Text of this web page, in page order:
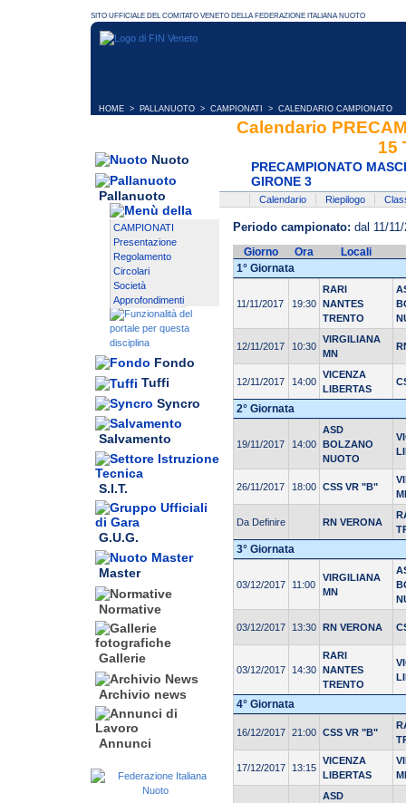
HOME > PALLANUOTO > CAMPIONATI > CALENDARIO CAMPIONATO
Nuoto
Pallanuoto
CAMPIONATI
Presentazione
Regolamento
Circolari
Società
Approfondimenti
Fondo
Tuffi
Syncro
Salvamento
S.I.T.
G.U.G.
Master
Normative
Gallerie
Archivio news
Annunci
Calendario
15
PRECAMPIONATO
GIRONE 3
Calendario Riepilogo
Periodo campionato: dal 11/
Giorno Ora
Locali
1° Giornata
11/11/2017 19:30
RARI
NANTES
TRENTO
12/11/2017 10:30
VIRGILIANA
MN
12/11/2017 14:00
VICENZA
LIBERTAS
2° Giornata
19/11/2017 14:00
ASD
BOLZANO
NUOTO
26/11/2017 18:00 CSS VR "B"
Da Definire RN VERONA
3° Giornata
03/12/2017 11:00
VIRGILIANA
MN
03/12/2017 13:30 RN VERONA
03/12/2017 14:30
RARI
NANTES
TRENTO
4° Giornata
16/12/2017 21:00 CSS VR "B"
17/12/2017 13:15
VICENZA
LIBERTAS
ASD